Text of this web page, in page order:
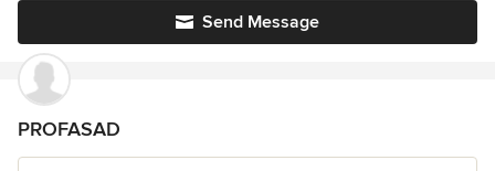
Send Message
PROFASAD